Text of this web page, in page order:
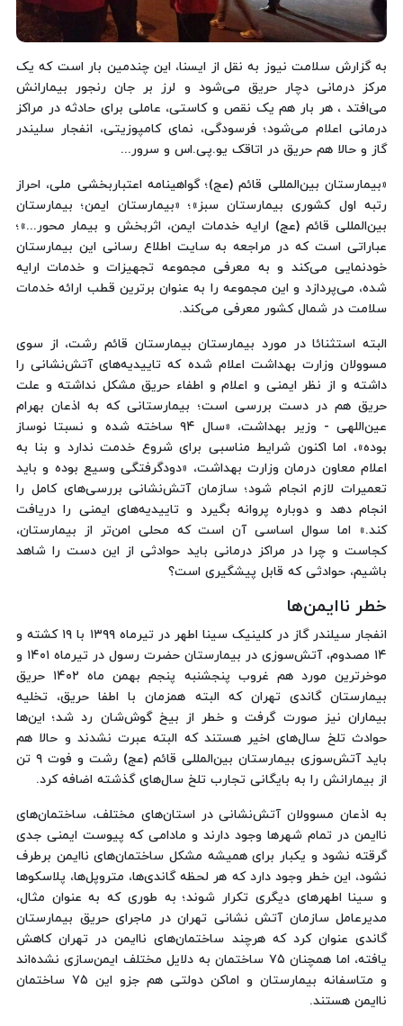
به گزارش سلامت نیوز به نقل از ایسنا، این چندمین بار است که یک
مرکز درمانی دچار حریق می‌شود و لرز بر جان رنجور بیمارانش
می‌افتد ، هر بار هم یک نقص و کاستی، عاملی برای حادثه در مراکز
درمانی اعلام می‌شود؛ فرسودگی، نمای کامپوزیتی، انفجار سلیندر
گاز و حالا هم حریق در اتاقک یو.پی.اس و سرور...
«بیمارستان بین‌المللی قائم (عج)؛ گواهینامه اعتباربخشی ملی، احراز
رتبه اول کشوری بیمارستان سبز»؛ «بیمارستان ایمن؛ بیمارستان
بین‌المللی قائم (عج) ارایه خدمات ایمن، اثربخش و بیمار محور...»؛
عباراتی است که در مراجعه به سایت اطلاع رسانی این بیمارستان
خودنمایی می‌کند و به معرفی مجموعه تجهیزات و خدمات ارایه
شده، می‌پردازد و این مجموعه را به عنوان برترین قطب ارائه خدمات
سلامت در شمال کشور معرفی می‌کند.
البته استثنائا در مورد بیمارستان بیمارستان قائم رشت، از سوی
مسوولان وزارت بهداشت اعلام شده که تاییدیه‌های آتش‌نشانی را
داشته و از نظر ایمنی و اعلام و اطفاء حریق مشکل نداشته و علت
حریق هم در دست بررسی است؛ بیمارستانی که به اذعان بهرام
عین‌اللهی - وزیر بهداشت، «سال ۹۴ ساخته شده و نسبتا نوساز
بوده»، اما اکنون شرایط مناسبی برای شروع خدمت ندارد و بنا به
اعلام معاون درمان وزارت بهداشت، «دودگرفتگی وسیع بوده و باید
تعمیرات لازم انجام شود؛ سازمان آتش‌نشانی بررسی‌های کامل را
انجام دهد و دوباره پروانه بگیرد و تاییدیه‌های ایمنی را دریافت
کند.» اما سوال اساسی آن است که محلی امن‌تر از بیمارستان،
کجاست و چرا در مراکز درمانی باید حوادثی از این دست را شاهد
باشیم، حوادثی که قابل پیشگیری است؟
خطر ناایمن‌ها
انفجار سیلندر گاز در کلینیک سینا اطهر در تیرماه ۱۳۹۹ با ۱۹ کشته و
۱۴ مصدوم، آتش‌سوزی در بیمارستان حضرت رسول در تیرماه ۱۴۰۱ و
موخرترین مورد هم غروب پنجشنبه پنجم بهمن ماه ۱۴۰۲ حریق
بیمارستان گاندی تهران که البته همزمان با اطفا حریق، تخلیه
بیماران نیز صورت گرفت و خطر از بیخ گوش‌شان رد شد؛ این‌ها
حوادث تلخ سال‌های اخیر هستند که البته عبرت نشدند و حالا هم
باید آتش‌سوزی بیمارستان بین‌المللی قائم (عج) رشت و فوت ۹ تن
از بیمارانش را به بایگانی تجارب تلخ سال‌های گذشته اضافه کرد.
به اذعان مسوولان آتش‌نشانی در استان‌های مختلف، ساختمان‌های
ناایمن در تمام شهرها وجود دارند و مادامی که پیوست ایمنی جدی
گرقته نشود و یکبار برای همیشه مشکل ساختمان‌های ناایمن برطرف
نشود، این خطر وجود دارد که هر لحظه گاندی‌ها، متروپل‌ها، پلاسکوها
و سینا اطهرهای دیگری تکرار شوند؛ به طوری که به عنوان مثال،
مدیرعامل سازمان آتش نشانی تهران در ماجرای حریق بیمارستان
گاندی عنوان کرد که هرچند ساختمان‌های ناایمن در تهران کاهش
یافته، اما همچنان ۷۵ ساختمان به دلایل مختلف ایمن‌سازی نشده‌اند
و متاسفانه بیمارستان و اماکن دولتی هم جزو این ۷۵ ساختمان‌
ناایمن هستند.